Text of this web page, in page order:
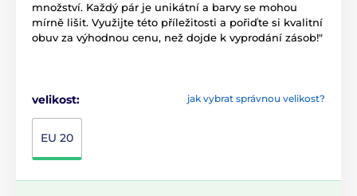
množství. Každý pár je unikátní a barvy se mohou
mírně lišit. Využijte této příležitosti a pořiďte si kvalitní
obuv za výhodnou cenu, než dojde k vyprodání zásob!"
jak vybrat správnou velikost?
velikost:
EU 20